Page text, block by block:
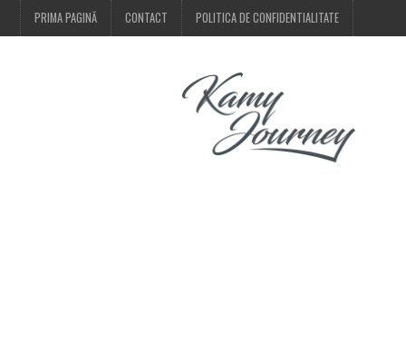
PRIMA PAGINĂ CONTACT POLITICA DE CONFIDENTIALITATE